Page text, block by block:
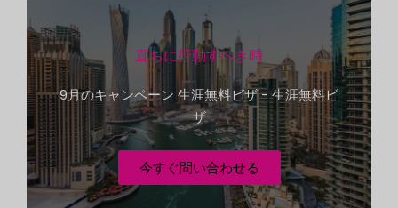
e
s
+
1
直ちに行動すべき時
9月のキャンペーン 生涯無料ビザ - 生涯無料ビ
ザ
今すぐ問い合わせる